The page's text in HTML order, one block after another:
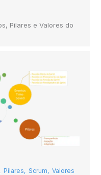
Pilares e Valores do
, Pilares, Scrum, Valores